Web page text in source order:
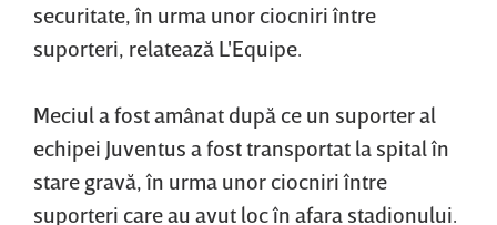
securitate, în urma unor ciocniri între
suporteri, relatează L'Equipe.
Meciul a fost amânat după ce un suporter al
echipei Juventus a fost transportat la spital în
stare gravă, în urma unor ciocniri între
suporteri care au avut loc în afara stadionului.